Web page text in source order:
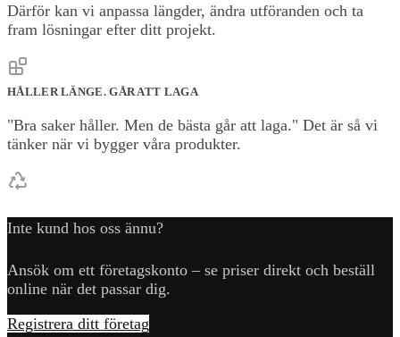
Därför kan vi anpassa längder, ändra utföranden och ta
fram lösningar efter ditt projekt.
HÅLLER LÄNGE. GÅR ATT LAGA
"Bra saker håller. Men de bästa går att laga." Det är så vi
tänker när vi bygger våra produkter.
Inte kund hos oss ännu?
Ansök om ett företagskonto – se priser direkt och beställ
online när det passar dig.
Registrera ditt företag